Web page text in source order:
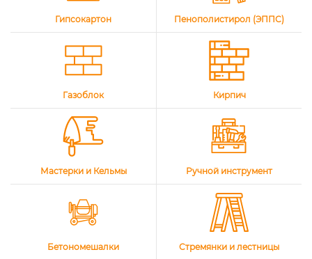
Гипсокартон Пенополистирол (ЭППС)
Газоблок Кирпич
Мастерки и Кельмы Ручной инструмент
Бетономешалки Стремянки и лестницы